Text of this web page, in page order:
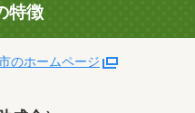
特徴
のホームページ